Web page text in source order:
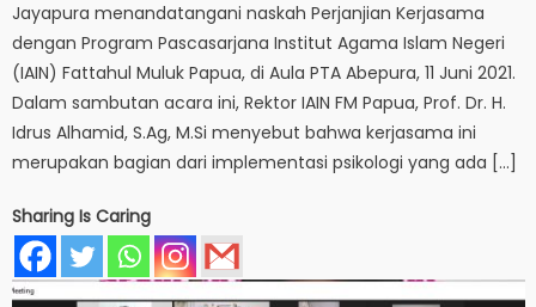
Jayapura menandatangani naskah Perjanjian Kerjasama
dengan Program Pascasarjana Institut Agama Islam Negeri
(IAIN) Fattahul Muluk Papua, di Aula PTA Abepura, 11 Juni 2021.
Dalam sambutan acara ini, Rektor IAIN FM Papua, Prof. Dr. H.
Idrus Alhamid, S.Ag, M.Si menyebut bahwa kerjasama ini
merupakan bagian dari implementasi psikologi yang ada […]
Sharing Is Caring